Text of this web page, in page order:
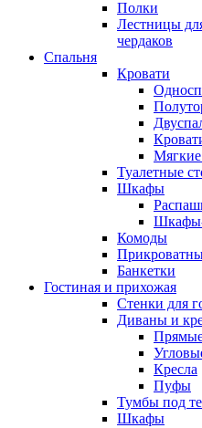
Полки
Лестницы
чердаков
Спальня
Кровати
Мягкие
Туалетные
Шкафы
Комоды
Банкетки
Гостиная и прихожая
Стенки для
Диваны и
Кресла
Пуфы
Тумбы под
Шкафы